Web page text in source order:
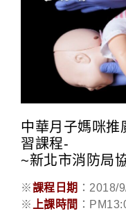
中華月子媽咪推
習課程-
~新北市消防局
※課程日期 ：2018/
※
上課時間 ：